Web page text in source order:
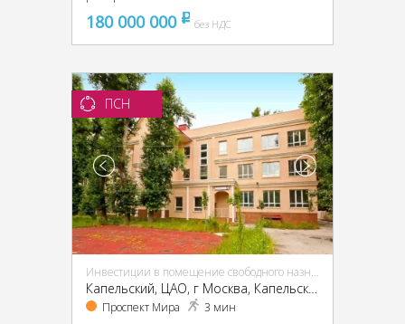
180 000 000 pуббез НДС
ПСН
Инвестиции в помещение свободного назначения (ПСН)
Капельский, ЦАО, г Москва, Капельский пер., 5
Проспект Мира 3 мин